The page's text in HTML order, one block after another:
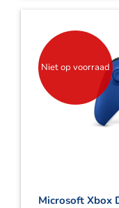
Niet op voorraad
Microsoft Xbox